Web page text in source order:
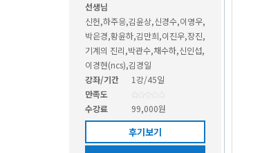
김*욱 2020.11.27
김*욱 2020.11.26
김*욱
선생님
신헌,하주응,김윤상,신경수,이영우,
박은경,황윤하,김만희,이진우,장진,
기계의 진리,박관수,채수하,신인섭,
이경현(ncs),김경일
강좌/기간
1강/45일
만족도
수강료
99,000원
후기보기